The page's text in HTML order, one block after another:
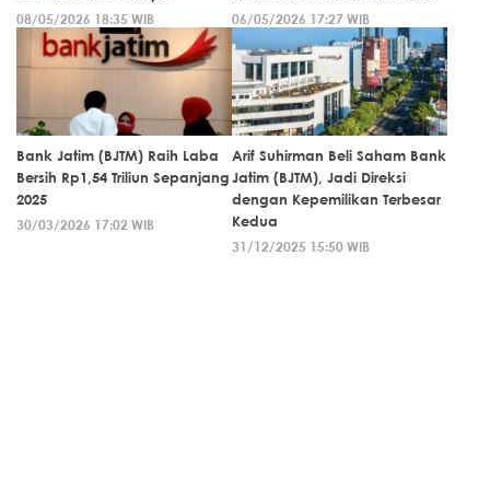
08/05/2026 18:35 WIB
06/05/2026 17:27 WIB
Bank Jatim (BJTM) Raih Laba
Bersih Rp1,54 Triliun Sepanjang
2025
30/03/2026 17:02 WIB
Arif Suhirman Beli Saham Bank
Jatim (BJTM), Jadi Direksi
dengan Kepemilikan Terbesar
Kedua
31/12/2025 15:50 WIB